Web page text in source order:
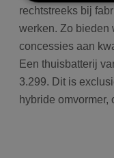
rechtstreeks bij
werken. Zo bieden
concessies aan
Een thuisbatterij
3.299. Dit is
hybride omvormer,
website
kunnen niet
te